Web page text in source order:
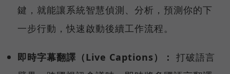
鍵，就能讓系統智慧偵測、分析，預測你的下
一步行動，快速啟動後續工作流程。
即時字幕翻譯（Live Captions）： 打破語言